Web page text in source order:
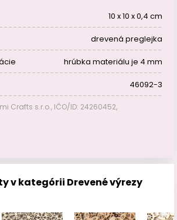
10 x 10 x 0,4 cm
drevená preglejka
hrúbka materiálu je 4 mm
46092-3
Crafts s.r.o., IČO/ID: 24260452,
v kategórii Drevené výrezy